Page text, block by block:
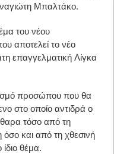
Μπαλτάκο.
του νέου
αποτελεί το νέο
επαγγελματική Λίγκα
προσώπου που θα
στο οποίο αντιδρά ο
τόσο από τη
και από τη χθεσινή
θέμα.